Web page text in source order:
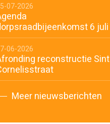
07-2026
6 juli
06-2026
reconstructie Sint
Meer nieuwsberichten